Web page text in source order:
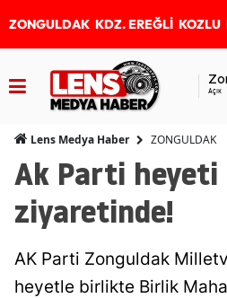
ZONGULDAK KDZ. EREĞLİ KOZLU
Açık
Lens Medya Haber ZONGULDAK
Ak Parti heyeti
ziyaretinde!
AK Parti Zonguldak
heyetle birlikte Birlik